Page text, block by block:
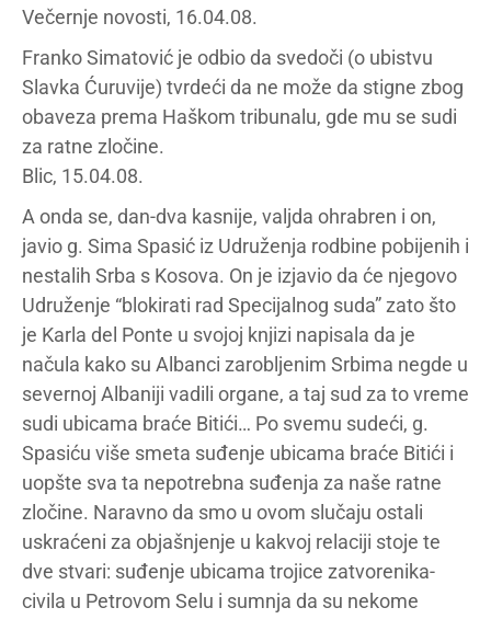
Večernje novosti, 16.04.08.
Franko Simatović je odbio da svedoči (o ubistvu
Slavka Ćuruvije) tvrdeći da ne može da stigne zbog
obaveza prema Haškom tribunalu, gde mu se sudi
za ratne zločine.
Blic, 15.04.08.
A onda se, dan-dva kasnije, valjda ohrabren i on,
javio g. Sima Spasić iz Udruženja rodbine pobijenih i
nestalih Srba s Kosova. On je izjavio da će njegovo
Udruženje “blokirati rad Specijalnog suda” zato što
je Karla del Ponte u svojoj knjizi napisala da je
načula kako su Albanci zarobljenim Srbima negde u
severnoj Albaniji vadili organe, a taj sud za to vreme
sudi ubicama braće Bitići… Po svemu sudeći, g.
Spasiću više smeta suđenje ubicama braće Bitići i
uopšte sva ta nepotrebna suđenja za naše ratne
zločine. Naravno da smo u ovom slučaju ostali
uskraćeni za objašnjenje u kakvoj relaciji stoje te
dve stvari: suđenje ubicama trojice zatvorenika-
civila u Petrovom Selu i sumnja da su nekome